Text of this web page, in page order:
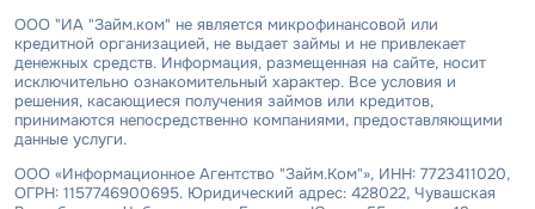
ООО "ИА "Займ.ком" не является микрофинансовой или
кредитной организацией, не выдает займы и не привлекает
денежных средств. Информация, размещенная на сайте, носит
исключительно ознакомительный характер. Все условия и
решения, касающиеся получения займов или кредитов,
принимаются непосредственно компаниями, предоставляющими
данные услуги.
ООО «Информационное Агентство "Займ.Ком"», ИНН: 7723411020,
ОГРН: 1157746900695. Юридический адрес: 428022, Чувашская